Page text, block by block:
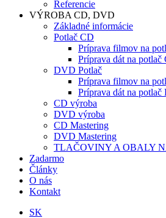
Referencie
VÝROBA CD, DVD
Základné informácie
Potlač CD
Príprava filmov na
Príprava dát na potlač
DVD Potlač
Príprava filmov na
Príprava dát na
CD výroba
DVD výroba
CD Mastering
DVD Mastering
TLAČOVINY A OBALY
Zadarmo
Články
O nás
Kontakt
SK